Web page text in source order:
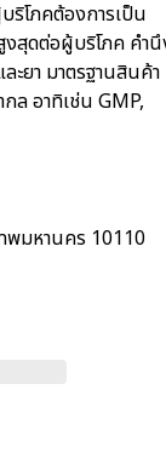
ริโภคต้องการเป็น
งสุดต่อผู้บริโภค คำ
ะยา มาตรฐานสินค้า
ล อาทิเช่น GMP,
พมหานคร 10110